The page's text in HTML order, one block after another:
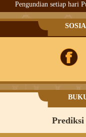
Pengundian setiap hari
Prediksi